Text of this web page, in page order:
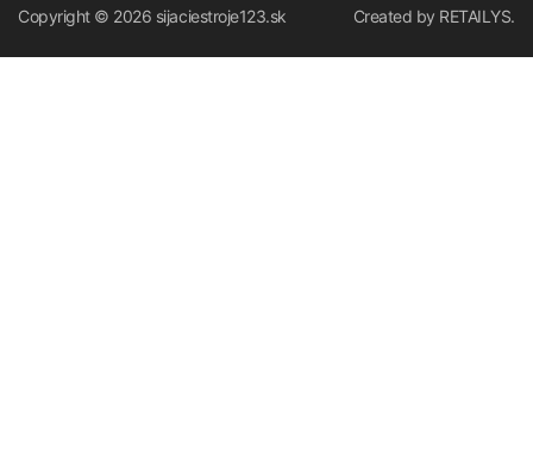
Copyright © 2026 sijaciestroje123.sk Created by RETAILYS.